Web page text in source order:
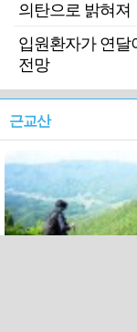
의탄으로 밝혀져
입원환자가 연달
전망
근교산